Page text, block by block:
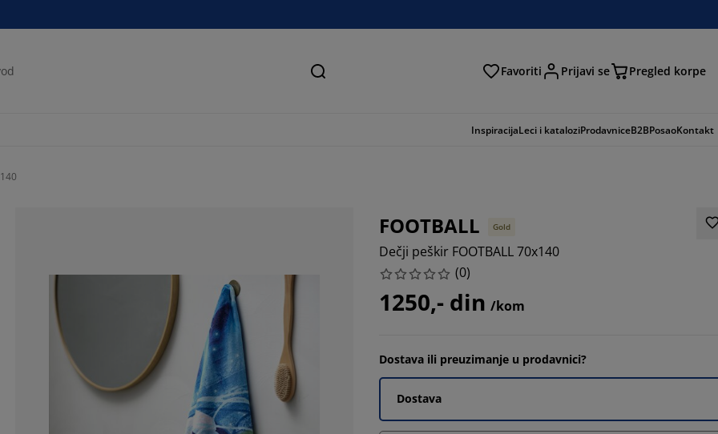
Pretraga Favoriti Prijavi se Pregled korpe
InspiracijaLeci i kataloziProdavniceB2BPosaoKontakt
FOOTBALL Gold
Dečji peškir FOOTBALL 70x140
(0)
1250,- din /kom
Dostava ili preuzimanje u prodavnici?
Dostava